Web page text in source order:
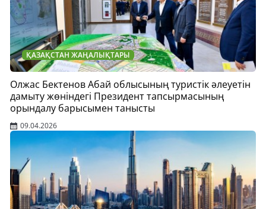
ҚАЗАҚСТАН ЖАҢАЛЫҚТАРЫ
Олжас Бектенов Абай облысының туристік әлеуетін
дамыту жөніндегі Президент тапсырмасының
орындалу барысымен танысты
09.04.2026